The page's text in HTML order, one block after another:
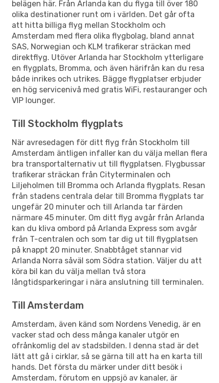
belägen här. Från Arlanda kan du flyga till över 180
olika destinationer runt om i världen. Det går ofta
att hitta billiga flyg mellan Stockholm och
Amsterdam med flera olika flygbolag, bland annat
SAS, Norwegian och KLM trafikerar sträckan med
direktflyg. Utöver Arlanda har Stockholm ytterligare
en flygplats, Bromma, och även härifrån kan du resa
både inrikes och utrikes. Bägge flygplatser erbjuder
en hög servicenivå med gratis WiFi, restauranger och
VIP lounger.
Till Stockholm flygplats
När avresedagen för ditt flyg från Stockholm till
Amsterdam äntligen infaller kan du välja mellan flera
bra transportalternativ ut till flygplatsen. Flygbussar
trafikerar sträckan från Cityterminalen och
Liljeholmen till Bromma och Arlanda flygplats. Resan
från stadens centrala delar till Bromma flygplats tar
ungefär 20 minuter och till Arlanda tar färden
närmare 45 minuter. Om ditt flyg avgår från Arlanda
kan du kliva ombord på Arlanda Express som avgår
från T-centralen och som tar dig ut till flygplatsen
på knappt 20 minuter. Snabbtåget stannar vid
Arlanda Norra såväl som Södra station. Väljer du att
köra bil kan du välja mellan två stora
långtidsparkeringar i nära anslutning till terminalen.
Till Amsterdam
Amsterdam, även känd som Nordens Venedig, är en
vacker stad och dess många kanaler utgör en
ofrånkomlig del av stadsbilden. I denna stad är det
lätt att gå i cirklar, så se gärna till att ha en karta till
hands. Det första du märker under ditt besök i
Amsterdam, förutom en uppsjö av kanaler, är